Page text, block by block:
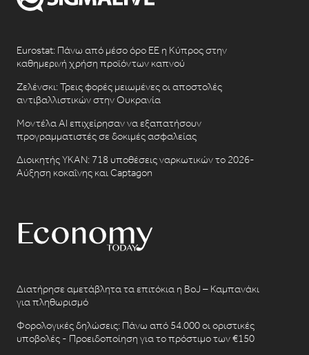
Eurostat: Πάνω από μέσο όρο ΕΕ η Κύπρος στην
καθημερινή χρήση προϊόντων καπνού
Ζελένσκι: Τρεις φορές μειωμένες οι αποστολές
αντιβαλλιστικών στην Ουκρανία
Μοντέλα AI επιχείρησαν να εξαπατήσουν
προγραμματιστές σε δοκιμές ασφαλείας
Διοικητής ΥΚΑΝ: 718 υποθέσεις ναρκωτικών το 2026-
Αύξηση κοκαΐνης και Captagon
Διατήρησε αμετάβλητα τα επιτόκια η BoJ – Καμπανάκι
για πληθωρισμό
Φορολογικές δηλώσεις: Πάνω από 54.000 οι οριστικές
υποβολές - Προειδοποίηση για το πρόστιμο των €150